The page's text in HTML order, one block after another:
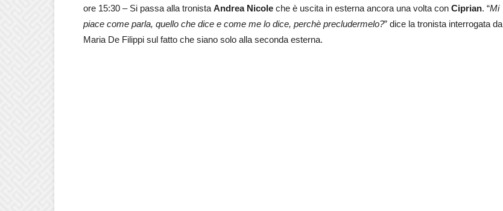
ore 15:30 – Si passa alla tronista Andrea Nicole che è uscita in esterna ancora una volta con Ciprian. “Mi
piace come parla, quello che dice e come me lo dice, perchè precludermelo?” dice la tronista interrogata da
Maria De Filippi sul fatto che siano solo alla seconda esterna.